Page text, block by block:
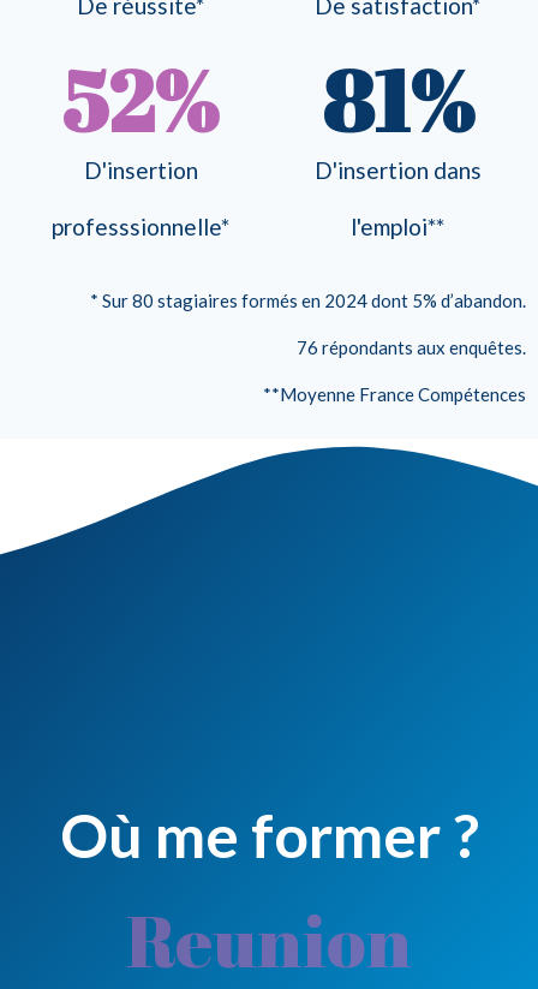
De réussite* De satisfaction*
D'insertion
professsionnelle*
52%
D'insertion dans
l'emploi**
81%
* Sur 80 stagiaires formés en 2024 dont 5% d’abandon.
76 répondants aux enquêtes.
**Moyenne France Compétences
Où me former ?
Reunion